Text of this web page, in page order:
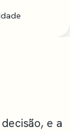
e a